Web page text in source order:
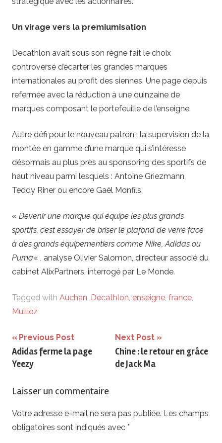
Un virage vers la premiumisation
Decathlon avait sous son règne fait le choix
controversé d’écarter les grandes marques
internationales au profit des siennes. Une page depuis
refermée avec la réduction à une quinzaine de
marques composant le portefeuille de l’enseigne.
Autre défi pour le nouveau patron : la supervision de la
montée en gamme d’une marque qui s’intéresse
désormais au plus près au sponsoring des sportifs de
haut niveau parmi lesquels : Antoine Griezmann,
Teddy Riner ou encore Gaël Monfils.
« Devenir une marque qui équipe les plus grands
sportifs, c’est essayer de briser le plafond de verre face
à des grands équipementiers comme Nike, Adidas ou
Puma« , analyse Olivier Salomon, directeur associé du
cabinet AlixPartners, interrogé par Le Monde.
Tagged with Auchan Decathlon enseigne france
Mulliez
Navigation
de
Previous Post
Adidas ferme la page
Yeezy
Next Post
Chine : le retour en grâce
de Jack Ma
Laisser un commentaire
Votre adresse e-mail ne sera pas publiée. Les champs
obligatoires sont indiqués avec *